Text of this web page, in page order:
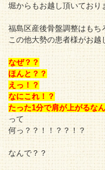
堀からもお越し頂いており
福島区産後骨盤調整はもち
この他大勢の患者様がお越
なぜ？？
ほんと？？
えっ！？
なにこれ！？
たった1分で肩が上がるな
って
何っ？？！！？？！？
なんで？？